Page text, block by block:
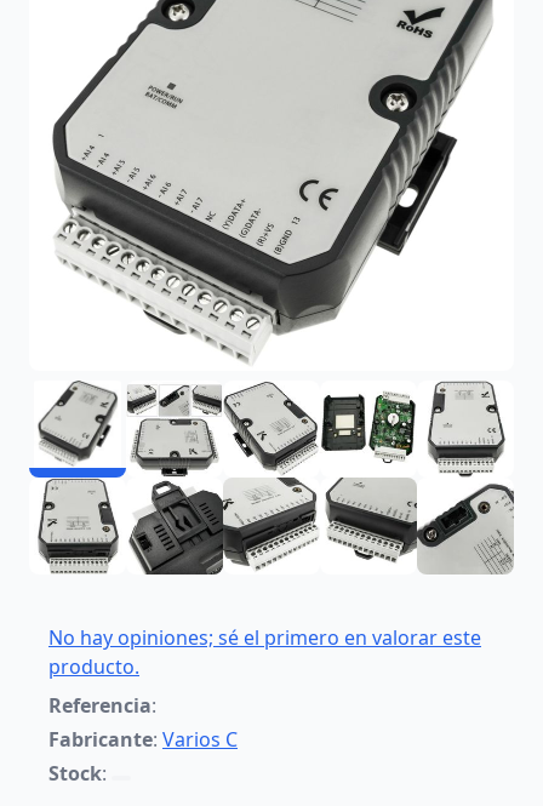
No hay opiniones; sé el primero en valorar este
producto.
Referencia:
Fabricante: Varios C
Stock: